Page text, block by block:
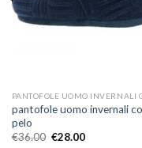
pantofole uomo invernali
pelo
€36.00 €28.00